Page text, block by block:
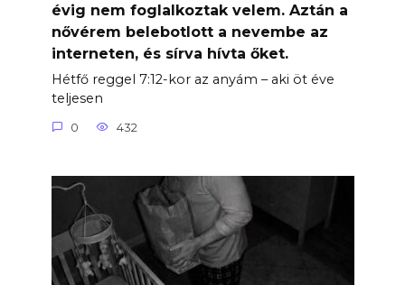
évig nem foglalkoztak velem. Aztán a
nővérem belebotlott a nevembe az
interneten, és sírva hívta őket.
Hétfő reggel 7:12-kor az anyám – aki öt éve
teljesen
0 432